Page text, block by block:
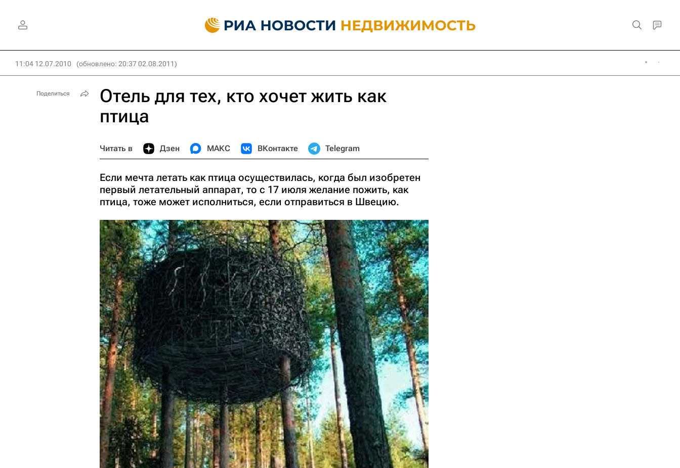
11:04 12.07.2010 (обновлено: 20:37 02.08.2011)
Отель для тех, кто хочет жить как
птица
Читать в Дзен МАКС ВКонтакте Telegram
Если мечта летать как птица осуществилась, когда был изобретен
первый летательный аппарат, то с 17 июля желание пожить, как
птица, тоже может исполниться, если отправиться в Швецию.
Поделиться